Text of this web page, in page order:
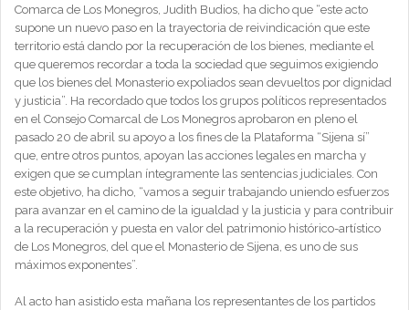
Comarca de Los Monegros, Judith Budios, ha dicho que “este acto
supone un nuevo paso en la trayectoria de reivindicación que este
territorio está dando por la recuperación de los bienes, mediante el
que queremos recordar a toda la sociedad que seguimos exigiendo
que los bienes del Monasterio expoliados sean devueltos por dignidad
y justicia”. Ha recordado que todos los grupos políticos representados
en el Consejo Comarcal de Los Monegros aprobaron en pleno el
pasado 20 de abril su apoyo a los fines de la Plataforma “Sijena sí”
que, entre otros puntos, apoyan las acciones legales en marcha y
exigen que se cumplan íntegramente las sentencias judiciales. Con
este objetivo, ha dicho, “vamos a seguir trabajando uniendo esfuerzos
para avanzar en el camino de la igualdad y la justicia y para contribuir
a la recuperación y puesta en valor del patrimonio histórico-artístico
de Los Monegros, del que el Monasterio de Sijena, es uno de sus
máximos exponentes”.
Al acto han asistido esta mañana los representantes de los partidos